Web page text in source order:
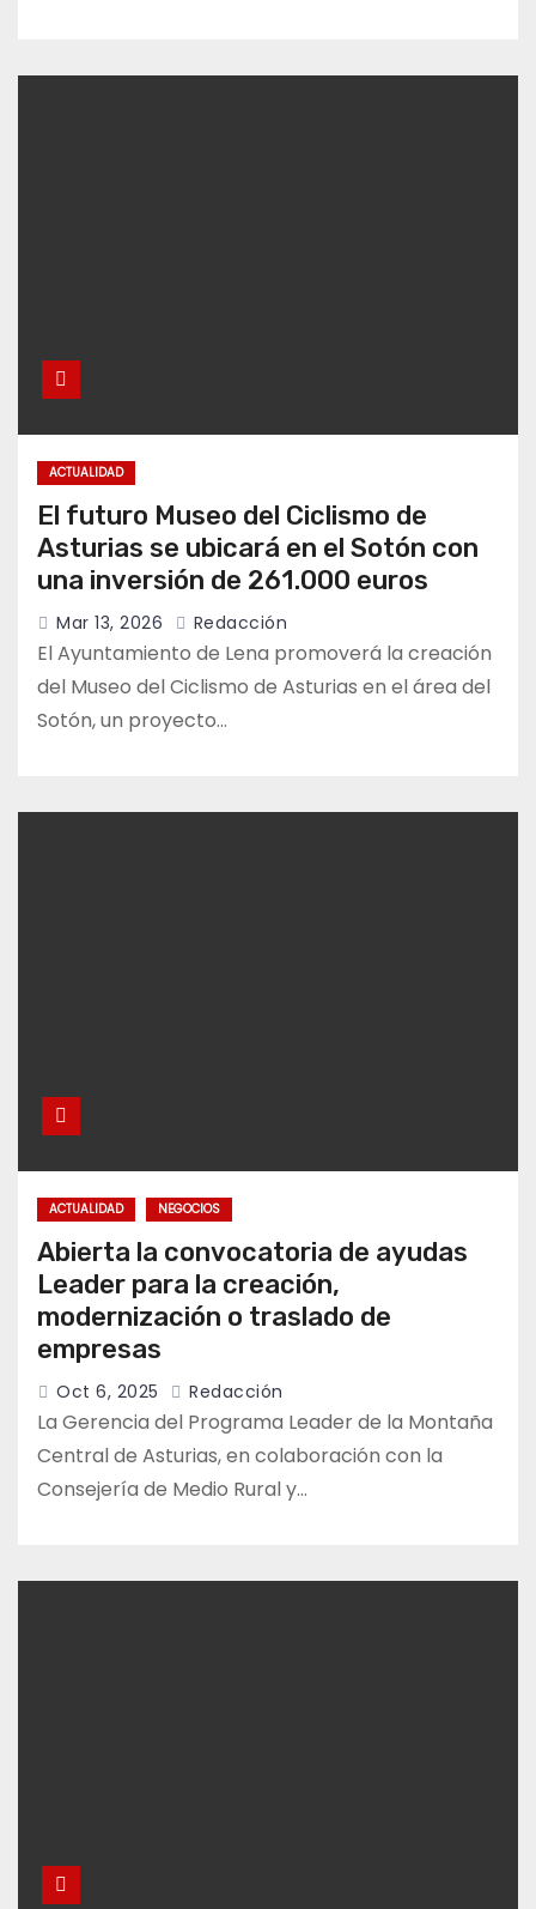
ACTUALIDAD
El futuro Museo del Ciclismo de
Asturias se ubicará en el Sotón con
una inversión de 261.000 euros
Mar 13, 2026 Redacción
El Ayuntamiento de Lena promoverá la creación
del Museo del Ciclismo de Asturias en el área del
Sotón, un proyecto…
ACTUALIDAD NEGOCIOS
Abierta la convocatoria de ayudas
Leader para la creación,
modernización o traslado de
empresas
Oct 6, 2025 Redacción
La Gerencia del Programa Leader de la Montaña
Central de Asturias, en colaboración con la
Consejería de Medio Rural y…